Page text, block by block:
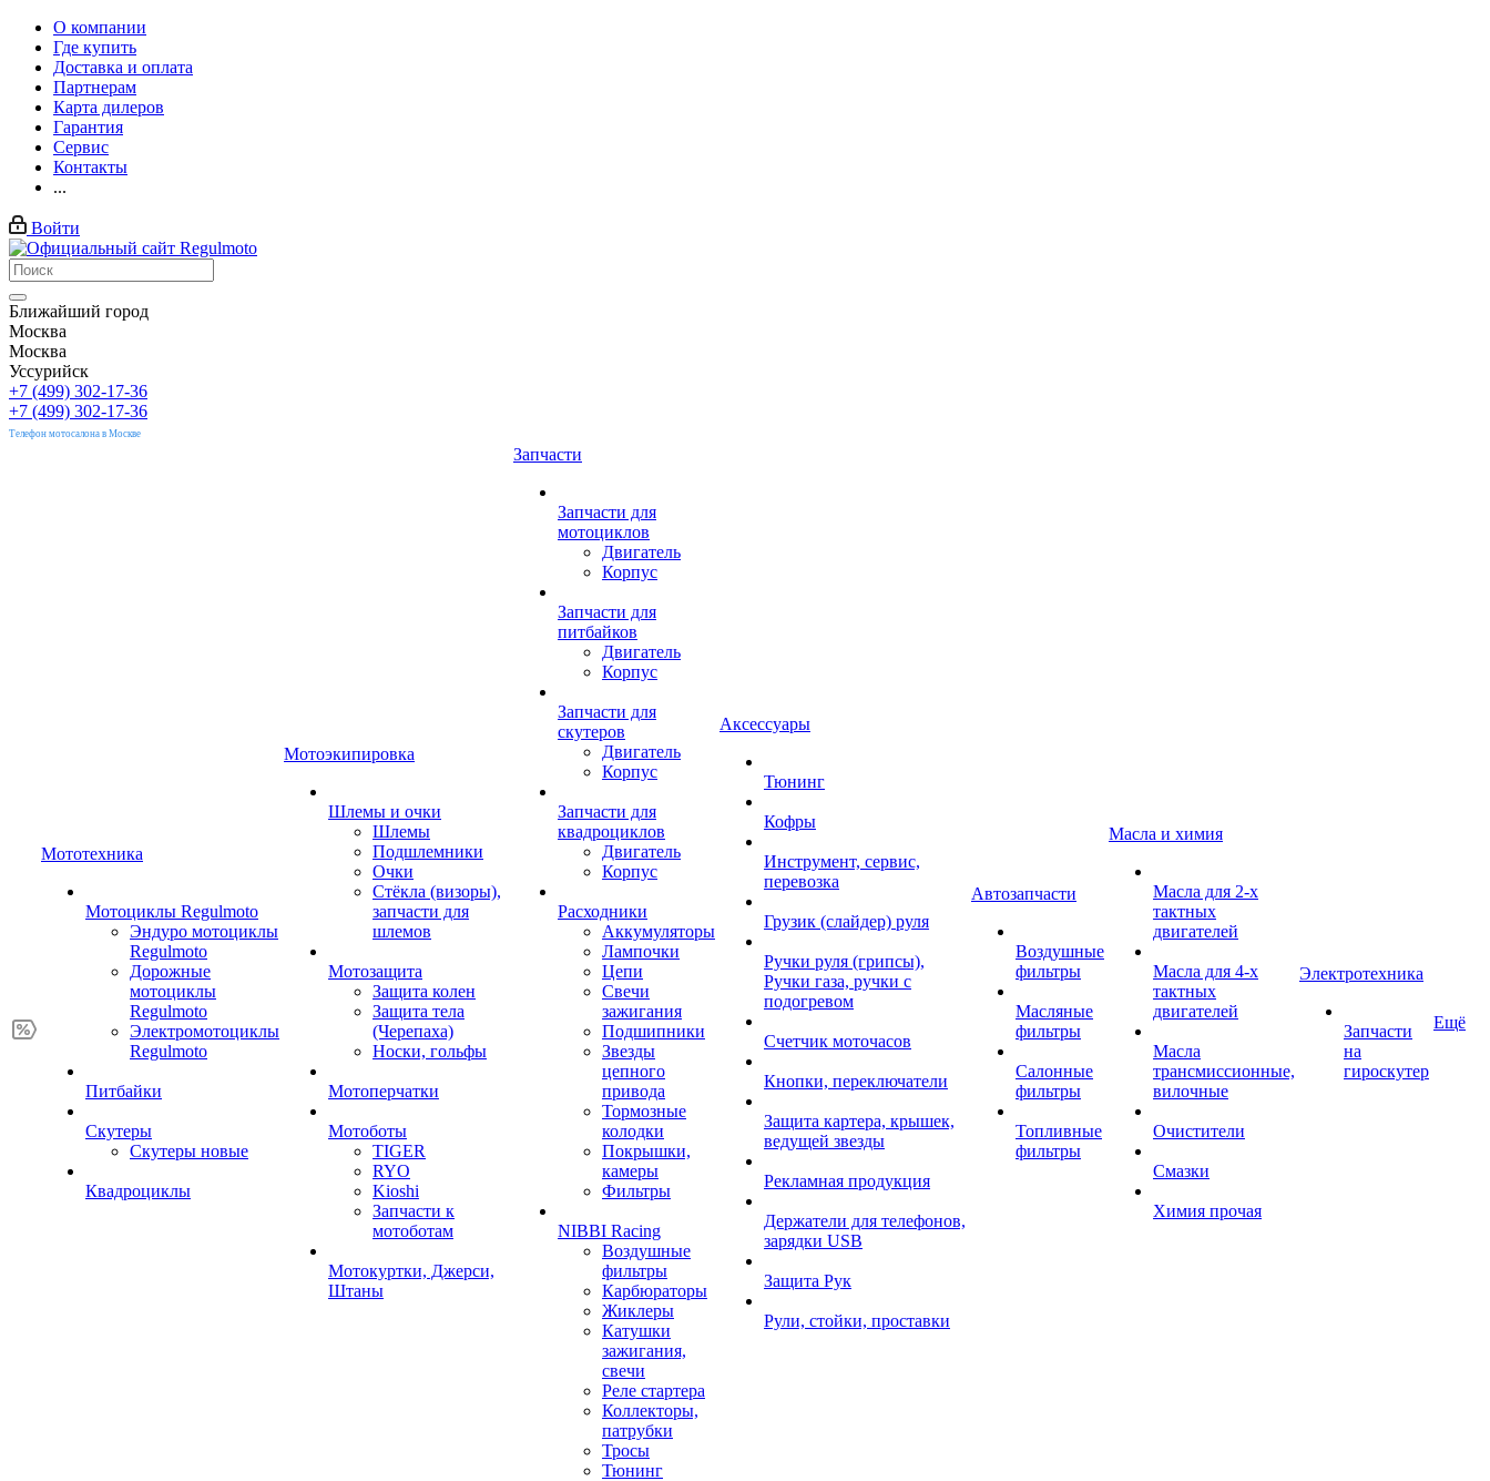
О компании
Где купить
Доставка и оплата
Партнерам
Карта дилеров
Гарантия
Сервис
Контакты
...
Войти
Ближайший город
Москва
Москва
Уссурийск
+7 (499) 302-17-36
+7 (499) 302-17-36
Телефон мотосалона в Москве
Мототехника
Мотоциклы Regulmoto
Эндуро мотоциклы
Regulmoto
Дорожные
мотоциклы
Regulmoto
Электромотоциклы
Regulmoto
Питбайки
Скутеры
Скутеры новые
Квадроциклы
Мотоэкипировка
Шлемы и очки
Шлемы
Подшлемники
Очки
Стёкла (визоры),
запчасти для
шлемов
Мотозащита
Защита колен
Защита тела
(Черепаха)
Носки, гольфы
Мотоперчатки
Мотоботы
TIGER
RYO
Kioshi
Запчасти к
мотоботам
Мотокуртки, Джерси,
Штаны
Запчасти
Запчасти для
мотоциклов
Двигатель
Корпус
Запчасти для
питбайков
Двигатель
Корпус
Запчасти для
скутеров
Двигатель
Корпус
Запчасти для
квадроциклов
Двигатель
Корпус
Расходники
Аккумуляторы
Лампочки
Цепи
Свечи
зажигания
Подшипники
Звезды
цепного
привода
Тормозные
колодки
Покрышки,
камеры
Фильтры
NIBBI Racing
Воздушные
фильтры
Карбюраторы
Жиклеры
Катушки
зажигания,
свечи
Реле стартера
Коллекторы,
патрубки
Тросы
Тюнинг
Аксессуары
Тюнинг
Кофры
Инструмент, сервис,
перевозка
Грузик (слайдер) руля
Ручки руля (грипсы),
Ручки газа, ручки с
подогревом
Счетчик моточасов
Кнопки, переключатели
Защита картера, крышек,
ведущей звезды
Рекламная продукция
Держатели для телефонов,
зарядки USB
Защита Рук
Рули, стойки, проставки
Автозапчасти
Воздушные
фильтры
Масляные
фильтры
Салонные
фильтры
Топливные
фильтры
Масла и химия
Масла для 2-х
тактных
двигателей
Масла для 4-х
тактных
двигателей
Масла
трансмиссионные,
вилочные
Очистители
Смазки
Химия прочая
Электротехника
Запчасти
на
гироскутер
Ещё